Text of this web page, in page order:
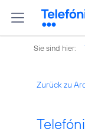
Sie sind hier:
Zurück zu